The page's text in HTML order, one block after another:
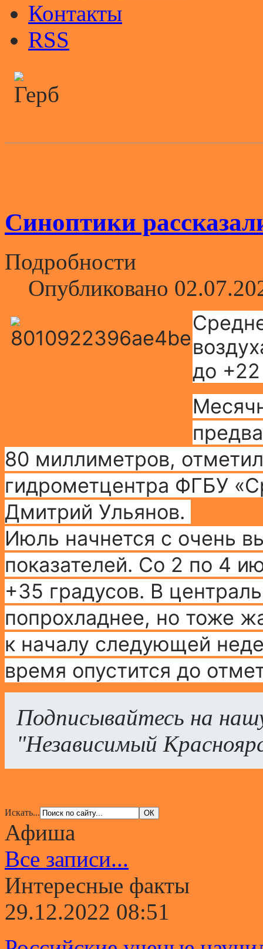
Контакты
RSS
Синоптики
Подробности
Опубликовано
до +22
80 миллиметров,
гидрометцентра ФГБУ
Дмитрий Ульянов.
Июль начнется с очень
показателей. Со 2 по 4
+35 градусов. В
попрохладнее, но тоже
к началу следующей
время опустится до
Подписывайтесь на
"Независимый
Искать...
Афиша
Все записи...
Интересные факты
29.12.2022 08:51